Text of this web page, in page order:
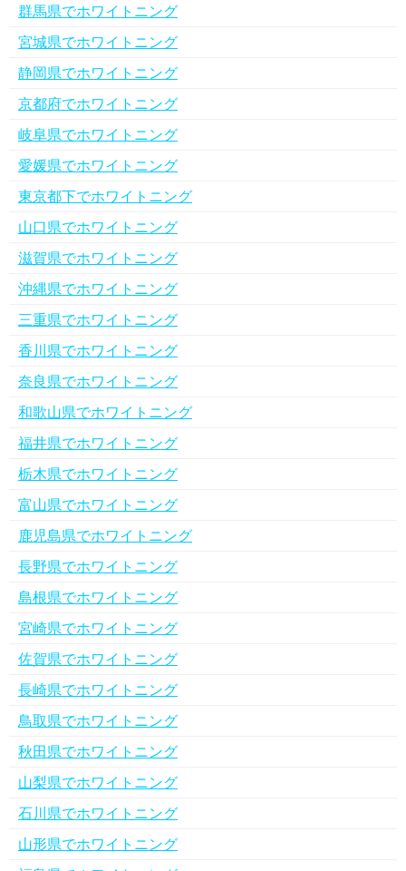
群馬県でホワイトニング
宮城県でホワイトニング
静岡県でホワイトニング
京都府でホワイトニング
岐阜県でホワイトニング
愛媛県でホワイトニング
東京都下でホワイトニング
山口県でホワイトニング
滋賀県でホワイトニング
沖縄県でホワイトニング
三重県でホワイトニング
香川県でホワイトニング
奈良県でホワイトニング
和歌山県でホワイトニング
福井県でホワイトニング
栃木県でホワイトニング
富山県でホワイトニング
鹿児島県でホワイトニング
長野県でホワイトニング
島根県でホワイトニング
宮崎県でホワイトニング
佐賀県でホワイトニング
長崎県でホワイトニング
鳥取県でホワイトニング
秋田県でホワイトニング
山梨県でホワイトニング
石川県でホワイトニング
山形県でホワイトニング